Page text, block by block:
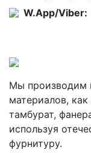
W.App/Viber:
Мы производим
материалов,
тамбурат,
используя
фурнитуру.